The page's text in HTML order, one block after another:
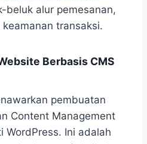
beluk alur pemesanan,
transaksi.
Berbasis CMS
pembuatan
Content Management
WordPress. Ini adalah